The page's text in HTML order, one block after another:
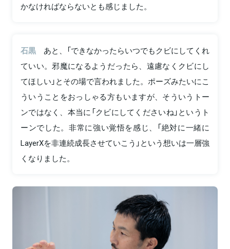
かなければならないとも感じました。
石黒
あと、「できなかったらいつでもクビにしてくれ
ていい。邪魔になるようだったら、遠慮なくクビにし
てほしい」とその場で言われました。ポーズみたいにこ
ういうことをおっしゃる方もいますが、そういうトー
ンではなく、本当に「クビにしてくださいね」というト
ーンでした。非常に強い覚悟を感じ、「絶対に一緒に
LayerXを非連続成長させていこう」という想いは一層強
くなりました。